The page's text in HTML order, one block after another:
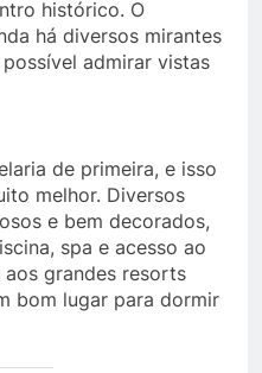
histórico. O
há diversos mirantes
admirar vistas
de primeira, e isso
melhor. Diversos
e bem decorados,
spa e acesso ao
aos grandes resorts
bom lugar para dormir